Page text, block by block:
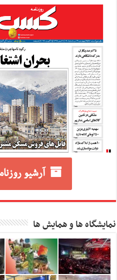
آرشیو
نمایشگاه ها و همایش ها